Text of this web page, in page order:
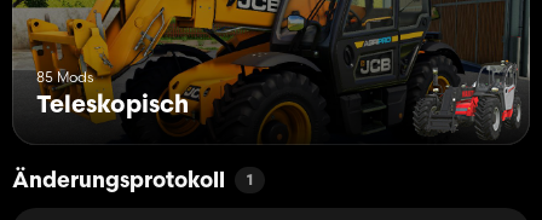
85 Mods
Teleskopisch
Änderungsprotokoll 1